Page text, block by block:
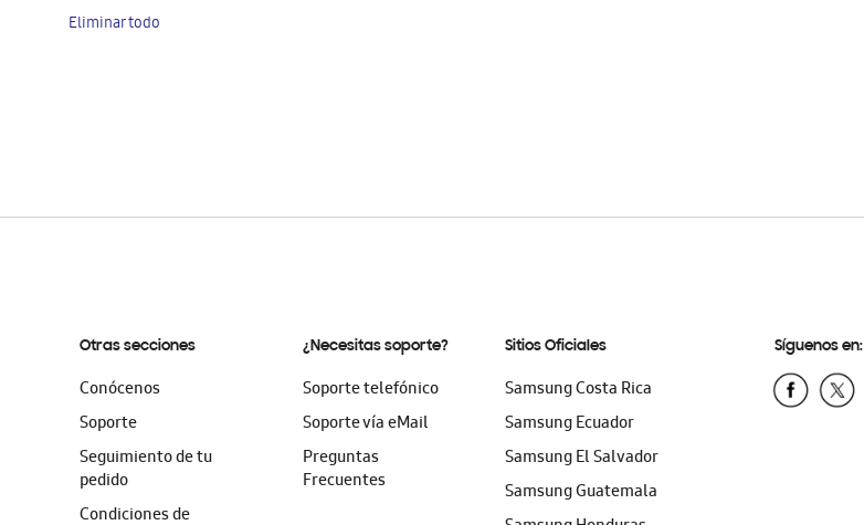
Eliminar todo
Otras secciones
Conócenos
Soporte
Seguimiento de tu
pedido
Condiciones de
¿Necesitas soporte?
Soporte telefónico
Soporte vía eMail
Preguntas
Frecuentes
Sitios Oficiales
Samsung Costa Rica
Samsung Ecuador
Samsung El Salvador
Samsung Guatemala
Síguenos en: